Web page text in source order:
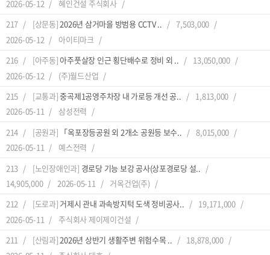
2026-05-12
혜인건설 주식회사
217
[상문동]2026년 삼거마을 방범용 CCTV ..
7,503,000
2026-05-12
아이티마크
216
[아주동] 아주풋살장 인근 횡단배수로 정비 외 ..
13,050,000
2026-05-12
(주)월드산업
215
[교통과]중곡제1공영주차장 내 가로등 개선 공..
1,813,000
2026-05-11
삼성전력
214
[공원과] 「옥포장등공원 외 2개소 공원등 보수..
8,015,000
2026-05-11
예스전력
213
[노인장애인과] 경로당 기능 보강 공사(상포경로당 설..
14,905,000
2026-05-11
거옥건업(주)
212
[도로과] 거제시 관내 과속방지턱 도색 정비공사..
19,171,000
2026-05-11
주식회사 제이제이건설
211
[산림과]2026년 상반기 생활주변 위험수목 ..
18,878,000